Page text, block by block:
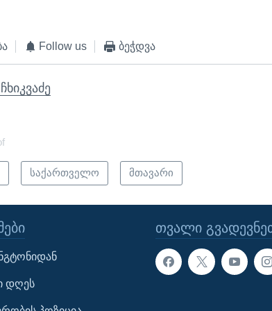
Follow us ბეჭდვა
საქართველო მთავარი
ᲗᲕᲐᲚᲘ
დღეს